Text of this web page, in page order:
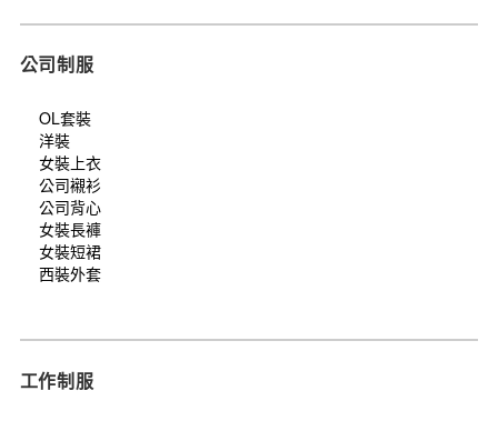
公司制服
OL套裝
洋裝
女裝上衣
公司襯衫
公司背心
女裝長褲
女裝短裙
西裝外套
工作制服